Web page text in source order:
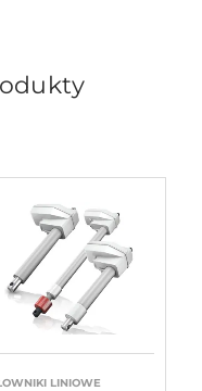
LINIOWE